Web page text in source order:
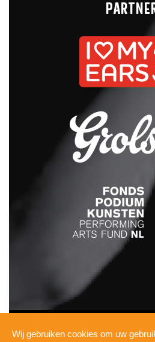
INFO
Wij gebruiken cookies om uw